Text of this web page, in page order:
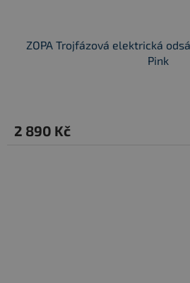
ZOPA Trojfázová elektrická
Pink
2 890 Kč